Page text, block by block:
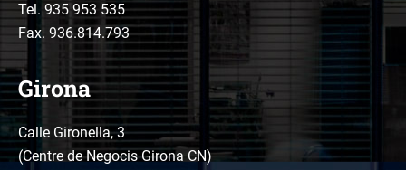
Tel. 935 953 535
Fax. 936.814.793
Girona
Calle Gironella, 3
(Centre de Negocis Girona CN)